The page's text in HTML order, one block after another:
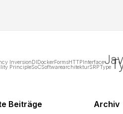
InversionDIDockerFormsHTTPInterface
PrincipleSoCSoftwarearchitekturSRPType
Beiträge Archiv